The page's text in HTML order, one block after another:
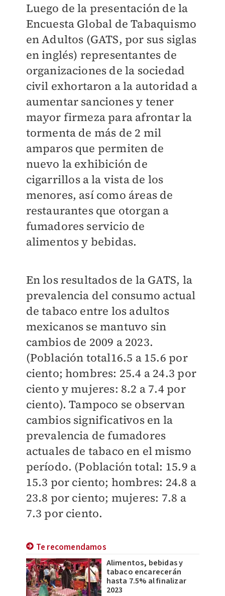
Luego de la presentación de la
Encuesta Global de Tabaquismo
en Adultos (GATS, por sus siglas
en inglés) representantes de
organizaciones de la sociedad
civil exhortaron a la autoridad a
aumentar sanciones y tener
mayor firmeza para afrontar la
tormenta de más de 2 mil
amparos que permiten de
nuevo la exhibición de
cigarrillos a la vista de los
menores, así como áreas de
restaurantes que otorgan a
fumadores servicio de
alimentos y bebidas.
En los resultados de la GATS, la
prevalencia del consumo actual
de tabaco entre los adultos
mexicanos se mantuvo sin
cambios de 2009 a 2023.
(Población total16.5 a 15.6 por
ciento; hombres: 25.4 a 24.3 por
ciento y mujeres: 8.2 a 7.4 por
ciento). Tampoco se observan
cambios significativos en la
prevalencia de fumadores
actuales de tabaco en el mismo
período. (Población total: 15.9 a
15.3 por ciento; hombres: 24.8 a
23.8 por ciento; mujeres: 7.8 a
7.3 por ciento.
Te recomendamos
Alimentos, bebidas y
tabaco encarecerán
hasta 7.5% al finalizar
2023